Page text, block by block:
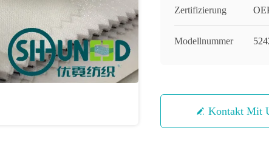
Zertifizierung
Modellnummer
Kontakt Mit